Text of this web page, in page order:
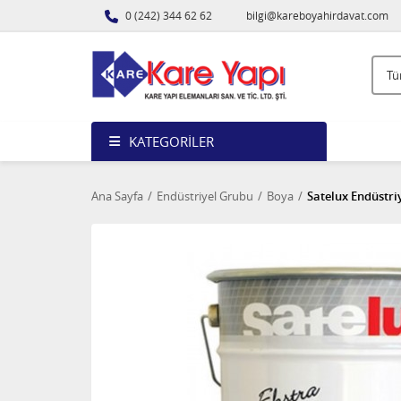
0 (242) 344 62 62 bilgi@kareboyahirdavat.com
KATEGORILER
Ana Sayfa Endüstriyel Grubu Boya Satelux